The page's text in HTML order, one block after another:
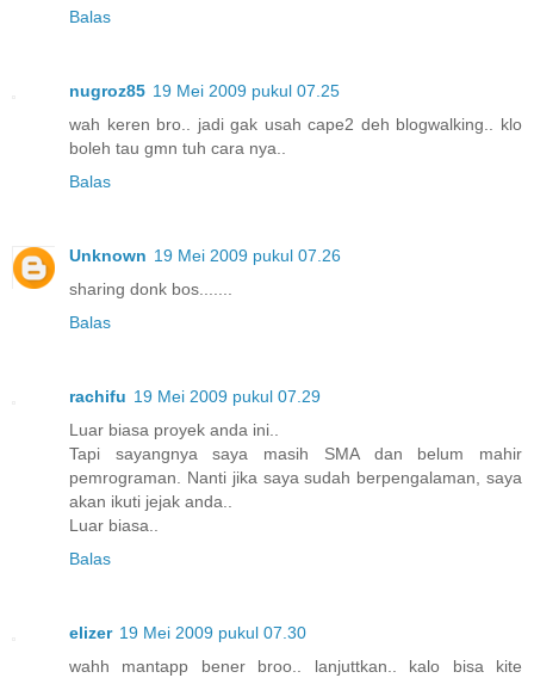
Balas
nugroz85 19 Mei 2009 pukul 07.25
wah keren bro.. jadi gak usah cape2 deh blogwalking.. klo
boleh tau gmn tuh cara nya..
Balas
Unknown 19 Mei 2009 pukul 07.26
sharing donk bos.......
Balas
rachifu 19 Mei 2009 pukul 07.29
Luar biasa proyek anda ini..
Tapi sayangnya saya masih SMA dan belum mahir
pemrograman. Nanti jika saya sudah berpengalaman, saya
akan ikuti jejak anda..
Luar biasa..
Balas
elizer 19 Mei 2009 pukul 07.30
wahh mantapp bener broo.. lanjuttkan.. kalo bisa kite